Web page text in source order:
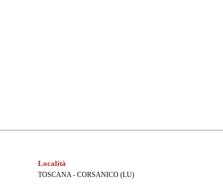
Località
TOSCANA - CORSANICO (LU)